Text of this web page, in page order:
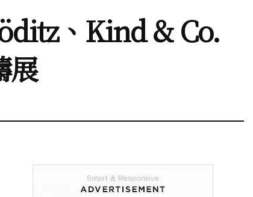
、Kind & Co.
展